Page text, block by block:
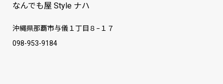
なんでも屋 Style ナハ
沖縄県那覇市与儀１丁目８−１７
098-953-9184